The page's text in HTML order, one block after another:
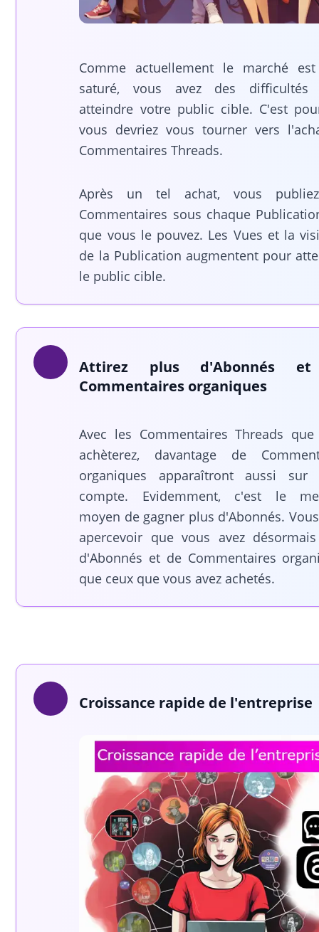
Comme actuellement le marché
saturé, vous avez des difficultés
atteindre votre public cible. C'est
vous devriez vous tourner vers
Commentaires Threads.
Après un tel achat, vous
Commentaires sous chaque
que vous le pouvez. Les Vues et la
de la Publication augmentent pour
le public cible.
Attirez plus d'Abonnés
Commentaires organiques
Avec les Commentaires Threads
achèterez, davantage de
organiques apparaîtront aussi sur
compte. Evidemment, c'est le
moyen de gagner plus d'Abonnés.
apercevoir que vous avez
d'Abonnés et de Commentaires
que ceux que vous avez achetés.
Croissance rapide de l'entreprise